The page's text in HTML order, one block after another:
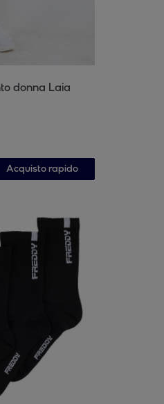
donna Laia
Acquisto rapido